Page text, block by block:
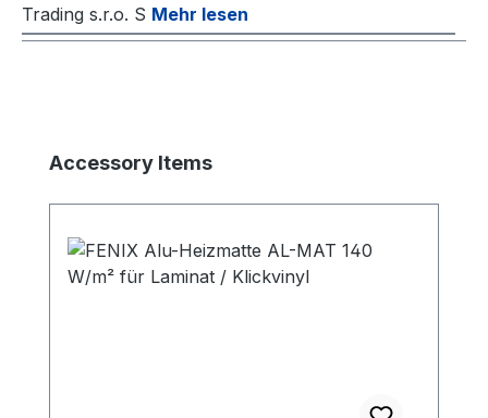
Trading s.r.o. S Mehr lesen
Produktgalerie überspringen
Accessory Items